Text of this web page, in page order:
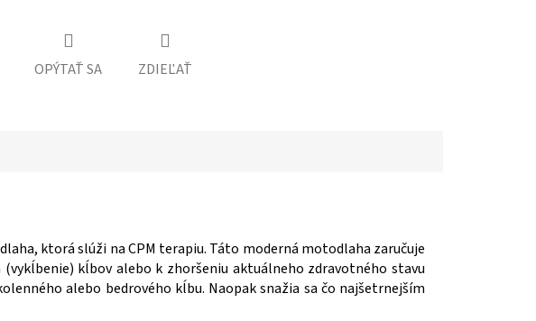
OPÝTAŤ SA ZDIEĽAŤ
ktorá slúži na CPM terapiu. Táto moderná motodlaha zaručuje
kĺbov alebo k zhoršeniu aktuálneho zdravotného stavu
alebo bedrového kĺbu. Naopak snažia sa čo najšetrnejším